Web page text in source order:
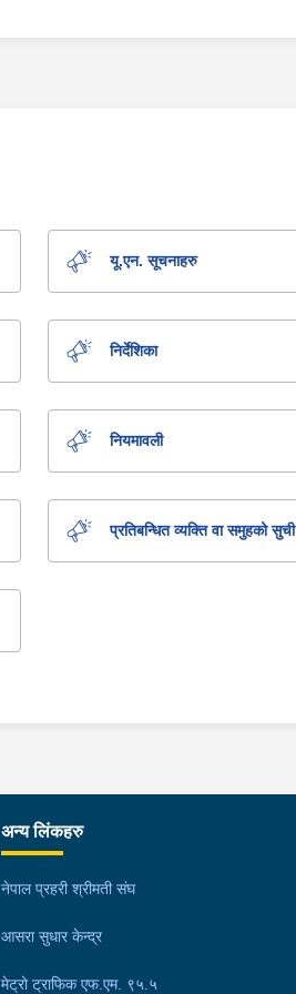
यू.एन. सूचनाहरु
निर्देशिका
नियमावली
प्रतिबन्धित व्यक्ति वा समुहको सुची
अन्य लिंकहरु
नेपाल प्रहरी श्रीमती संघ
आसरा सुधार केन्द्र
मेट्रो ट्राफिक एफ.एम. ९५.५